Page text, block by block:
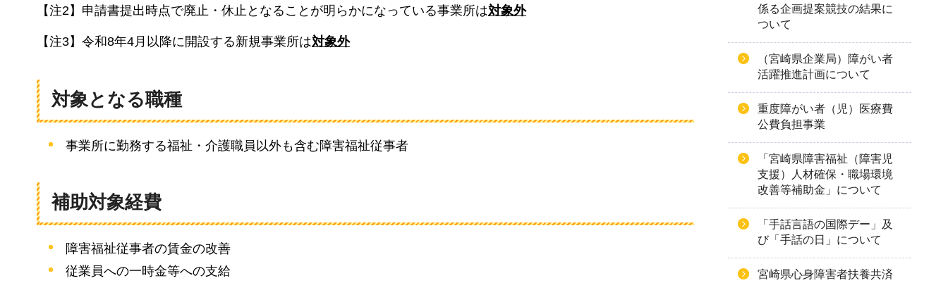
【注2】申請書提出時点で廃止・休止となることが明らかになっている事業所は対象外
【注3】令和8年4月以降に開設する新規事業所は対象外
対象となる職種
事業所に勤務する福祉・介護職員以外も含む障害福祉従事者
補助対象経費
障害福祉従事者の賃金の改善
従業員への一時金等への支給
係る企画提案競技の結果に
ついて
（宮崎県企業局）障がい者
活躍推進計画について
重度障がい者（児）医療費
公費負担事業
「宮崎県障害福祉（障害児
支援）人材確保・職場環境
改善等補助金」について
「手話言語の国際デー」及
び「手話の日」について
宮崎県心身障害者扶養共済